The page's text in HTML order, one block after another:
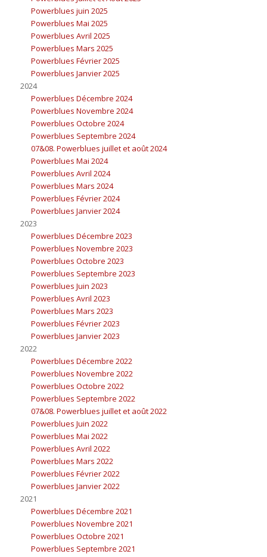
Powerblues juin 2025
Powerblues Mai 2025
Powerblues Avril 2025
Powerblues Mars 2025
Powerblues Février 2025
Powerblues Janvier 2025
2024
Powerblues Décembre 2024
Powerblues Novembre 2024
Powerblues Octobre 2024
Powerblues Septembre 2024
07&08. Powerblues juillet et août 2024
Powerblues Mai 2024
Powerblues Avril 2024
Powerblues Mars 2024
Powerblues Février 2024
Powerblues Janvier 2024
2023
Powerblues Décembre 2023
Powerblues Novembre 2023
Powerblues Octobre 2023
Powerblues Septembre 2023
Powerblues Juin 2023
Powerblues Avril 2023
Powerblues Mars 2023
Powerblues Février 2023
Powerblues Janvier 2023
2022
Powerblues Décembre 2022
Powerblues Novembre 2022
Powerblues Octobre 2022
Powerblues Septembre 2022
07&08. Powerblues juillet et août 2022
Powerblues Juin 2022
Powerblues Mai 2022
Powerblues Avril 2022
Powerblues Mars 2022
Powerblues Février 2022
Powerblues Janvier 2022
2021
Powerblues Décembre 2021
Powerblues Novembre 2021
Powerblues Octobre 2021
Powerblues Septembre 2021